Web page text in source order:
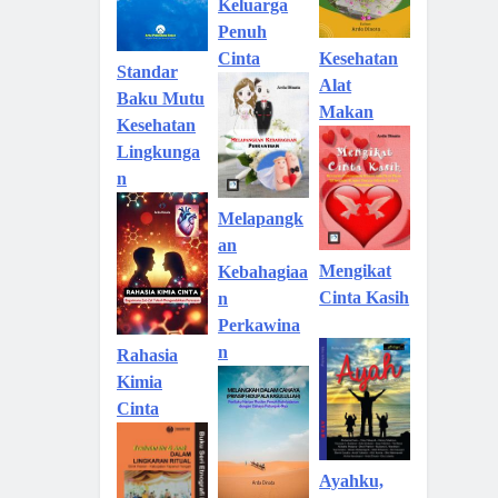
Standar
Baku Mutu
Kesehatan
Lingkunga
n
Rahasia
Kimia
Cinta
Keluarga
Penuh
Cinta
Melapangk
an
Kebahagiaa
n
Perkawina
n
Kesehatan
Alat
Makan
Mengikat
Cinta Kasih
Ayahku,